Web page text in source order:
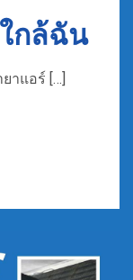
กล้ฉัน
าแอร์ […]